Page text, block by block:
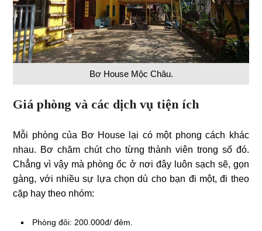
Bơ House Mộc Châu.
Giá phòng và các dịch vụ tiện ích
Mỗi phòng của Bơ House lại có một phong cách khác
nhau. Bơ chăm chút cho từng thành viên trong số đó.
Chẳng vì vậy mà phòng ốc ở nơi đây luôn sạch sẽ, gọn
gàng, với nhiều sự lựa chọn dù cho bạn đi một, đi theo
cặp hay theo nhóm:
Phòng đôi: 200.000đ/ đêm.